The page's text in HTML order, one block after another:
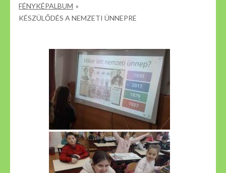
FÉNYKÉPALBUM »
KÉSZÜLŐDÉS A NEMZETI ÜNNEPRE